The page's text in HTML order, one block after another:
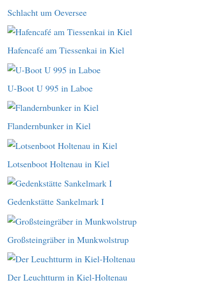
Schlacht um Oeversee
Hafencafé am Tiessenkai in Kiel
U-Boot U 995 in Laboe
Flandernbunker in Kiel
Lotsenboot Holtenau in Kiel
Gedenkstätte Sankelmark I
Großsteingräber in Munkwolstrup
Der Leuchtturm in Kiel-Holtenau